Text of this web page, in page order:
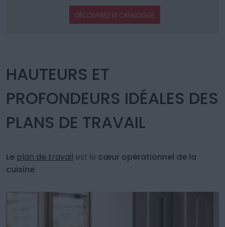
HAUTEURS ET
PROFONDEURS IDÉALES DES
PLANS DE TRAVAIL
Le plan de travail est le cœur opérationnel de la
cuisine.